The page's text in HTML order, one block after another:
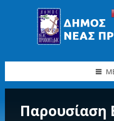
Παρουσίαση